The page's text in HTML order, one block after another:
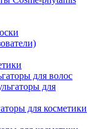
для волос
для
для косметики